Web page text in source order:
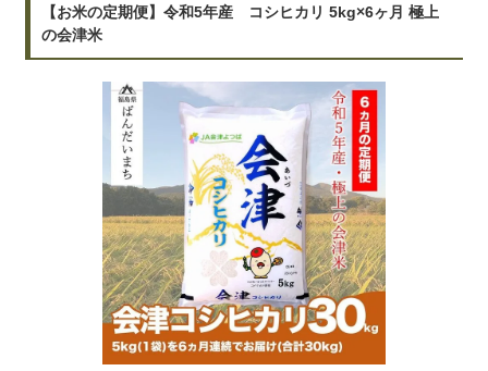
【お米の定期便】令和5年産 コシヒカリ 5kg×6ヶ月 極上
の会津米